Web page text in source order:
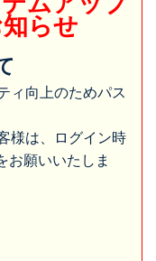
らせ
ィ向上のためパス
様は、ログイン時
お願いいたしま